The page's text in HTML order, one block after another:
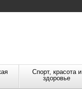
Спорт, красота и
здоровье